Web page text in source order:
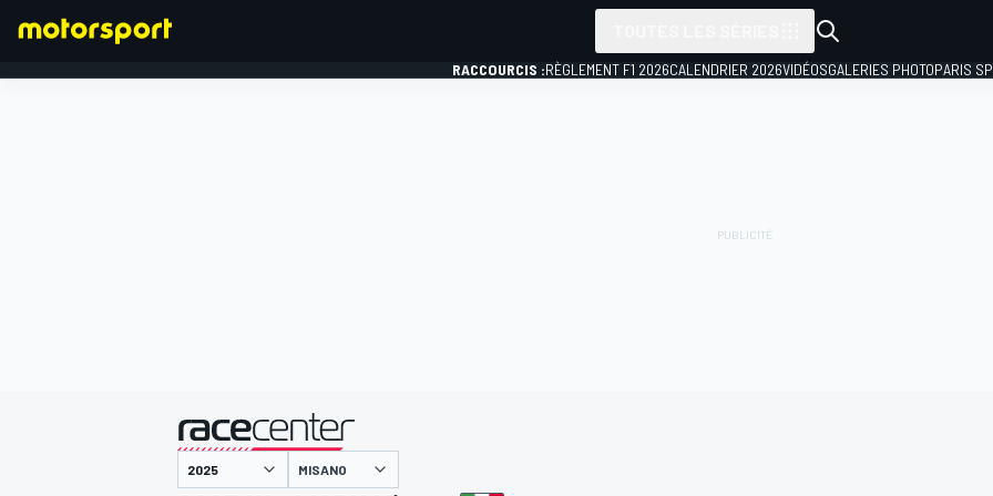
RACCOURCIS :RÈGLEMENT F1 2026CALENDRIER 2026VIDÉOSGALERIES PHOTOPARIS
présenté par
MISANO